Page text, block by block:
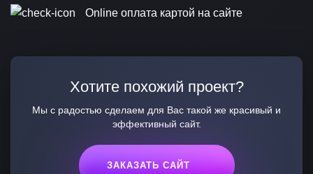
Online оплата картой на сайте
Хотите похожий проект?
Мы с радостью сделаем для Вас такой же красивый и
эффективный сайт.
ЗАКАЗАТЬ САЙТ